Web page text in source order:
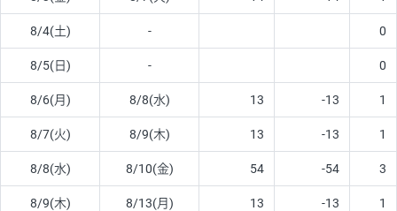
8/4(土) - 0
8/5(日) - 0
8/6(月) 8/8(水) 13 -13 1
8/7(火) 8/9(木) 13 -13 1
8/8(水) 8/10(金) 54 -54 3
8/9(木) 8/13(月) 13 -13 1